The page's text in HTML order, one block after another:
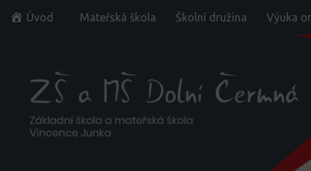
Skip to content
Úvod Mateřská škola Školní družina Výuka